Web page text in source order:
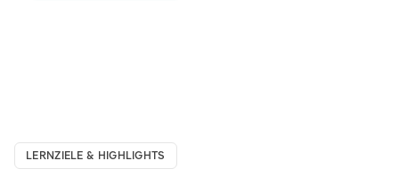
LERNZIELE & HIGHLIGHTS